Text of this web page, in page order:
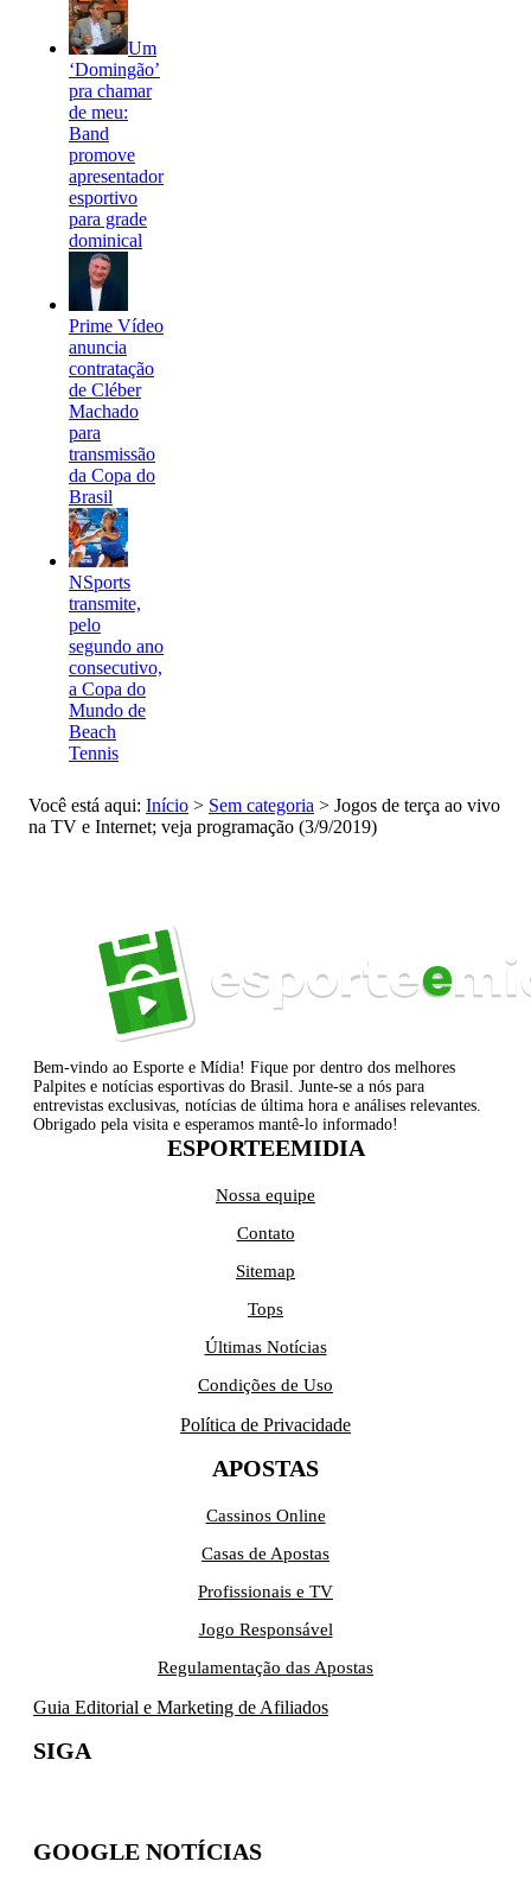
Um
‘Domingão’
pra chamar
de meu:
Band
promove
apresentador
esportivo
para grade
dominical
Prime Vídeo
anuncia
contratação
de Cléber
Machado
para
transmissão
da Copa do
Brasil
NSports
transmite,
pelo
segundo ano
consecutivo,
a Copa do
Mundo de
Beach
Tennis
Você está aqui: Início > Sem categoria > Jogos de terça ao vivo
na TV e Internet; veja programação (3/9/2019)
Bem-vindo ao Esporte e Mídia! Fique por dentro dos melhores
Palpites e notícias esportivas do Brasil. Junte-se a nós para
entrevistas exclusivas, notícias de última hora e análises relevantes.
Obrigado pela visita e esperamos mantê-lo informado!
ESPORTEEMIDIA
Nossa equipe
Contato
Sitemap
Tops
Últimas Notícias
Condições de Uso
Política de Privacidade
APOSTAS
Cassinos Online
Casas de Apostas
Profissionais e TV
Jogo Responsável
Regulamentação das Apostas
Guia Editorial e Marketing de Afiliados
SIGA
GOOGLE NOTÍCIAS